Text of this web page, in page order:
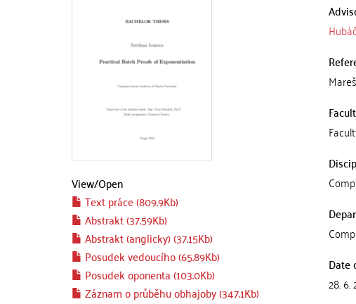
View/Open
Text práce (809.9Kb)
Abstrakt (37.59Kb)
Abstrakt (anglicky) (37.15Kb)
Posudek vedoucího (65.89Kb)
Posudek oponenta (103.0Kb)
Záznam o průběhu obhajoby (347.1Kb)
Date
28. 6.